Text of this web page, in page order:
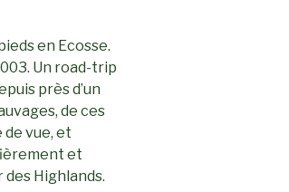
en Ecosse.
Un road-trip
près d’un
de ces
de vue, et
et
Highlands.